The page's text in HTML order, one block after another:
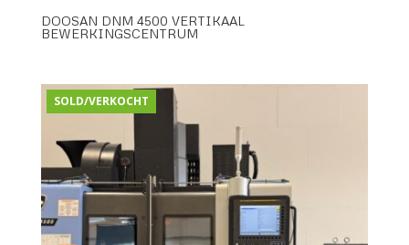
DOOSAN DNM 4500 VERTIKAAL
BEWERKINGSCENTRUM
SOLD/VERKOCHT